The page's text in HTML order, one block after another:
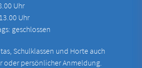
Uhr
Uhr
geschlossen
Schulklassen und Horte auch
oder persönlicher Anmeldung.